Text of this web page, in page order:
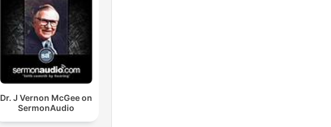
Dr. J Vernon McGee on
SermonAudio